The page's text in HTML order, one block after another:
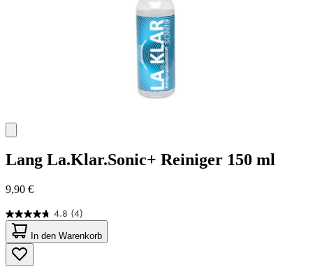
Lang La.Klar.Sonic+ Reiniger 150 ml
9,90 €
4.8 (4)
4.8
von
5
Sternen.
In den Warenkorb